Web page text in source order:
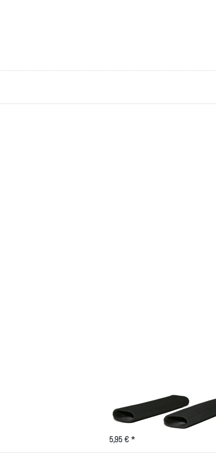
Syntace Racegrip Aero
Softflex-Griffe passend für Syntace C3,
5,95 € *